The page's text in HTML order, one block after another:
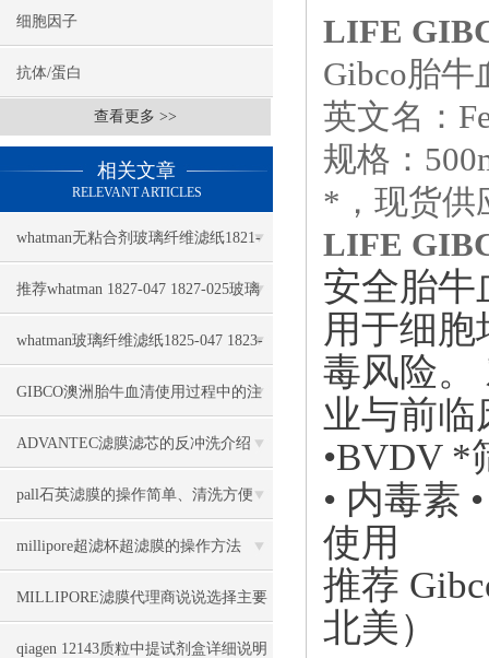
细胞因子
抗体/蛋白
查看更多 >>
相关文章
RELEVANT ARTICLES
whatman无粘合剂玻璃纤维滤纸1821-
110几大特点
推荐whatman 1827-047 1827-025玻璃
纤维滤纸
whatman玻璃纤维滤纸1825-047 1823-
047推荐
GIBCO澳洲胎牛血清使用过程中的注
意事项
ADVANTEC滤膜滤芯的反冲洗介绍
pall石英滤膜的操作简单、清洗方便
millipore超滤杯超滤膜的操作方法
MILLIPORE滤膜代理商说说选择主要
看哪些参数
qiagen 12143质粒中提试剂盒详细说明
LIFE
Gibco胎牛
英文名：
规格：
*，现货供
LIFE
安全胎牛
用于细
毒风险。
业与前
•BVDV *
• 内毒素
使用
推荐
北美）